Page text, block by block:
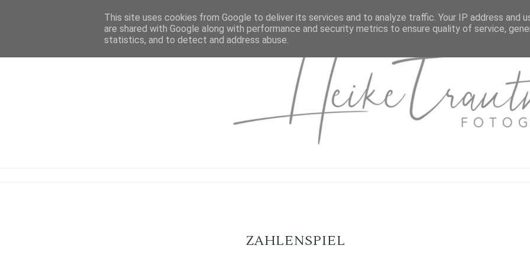
ZAHLENSPIEL
This site uses cookies from Google to deliver its services and to analyze traffic. Your IP address and
are shared with Google along with performance and security metrics to ensure quality of service,
statistics, and to detect and address abuse.